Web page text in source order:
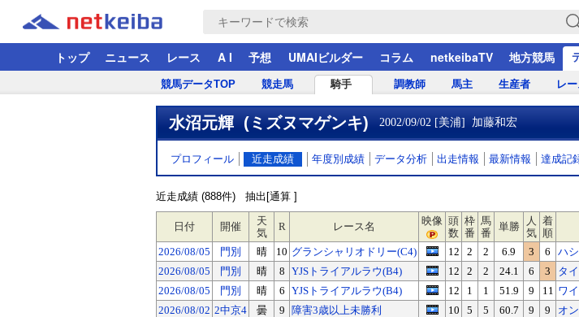
トップ ニュース レース A I 予想 UMAIビルダー コラム netkeibaTV 地方競馬
競馬データTOP 競走馬 騎手 調教師 馬主 生産者 レ
水沼元輝 (ミズヌマゲンキ) 2002/09/02 [美浦] 加藤和宏
プロフィール 近走成績 年度別成績 データ分析 出走情報 最新情報 達成記
近走成績 (888件) 抽出[通算 ]
日付 開催
天
気
R レース名 映像 頭
数
枠
番
馬
番
単勝
人
気
着
順
2026/08/05
門別 晴 10 グランシャリオドリー(C4) 12 2 2 6.9 3 6 ハ
2026/08/05
門別 晴 8 YJSトライアルラウ(B4) 12 2 2 24.1 6 3 タ
2026/08/05
門別 晴 6 YJSトライアルラウ(B4) 12 1 1 51.9 9 11 ワ
2026/08/02 2中京4 曇 9 障害3歳以上未勝利 10 5 5 60.7 9 9 オ